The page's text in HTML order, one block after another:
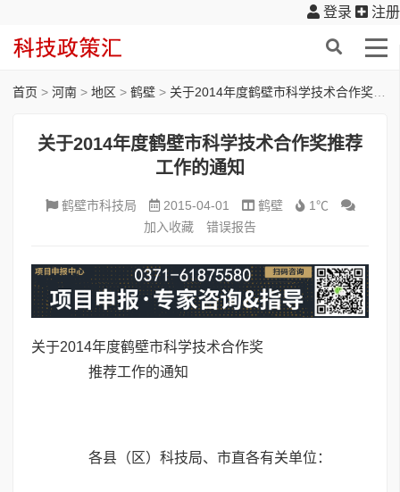
登录 注册
首页 > 河南 > 地区 > 鹤壁 > 关于2014年度鹤壁市科学技术合作奖推荐工作的通知
关于2014年度鹤壁市科学技术合作奖推荐
工作的通知
鹤壁市科技局 2015-04-01 鹤壁
1℃
加入收藏
错误报告
关于2014年度鹤壁市科学技术合作奖
推荐工作的通知
各县（区）科技局、市直各有关单位：